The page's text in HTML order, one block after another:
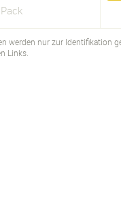
werden nur zur Identifikation
Links.